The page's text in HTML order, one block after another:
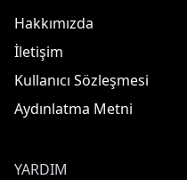
Hakkımızda
İletişim
Kullanıcı Sözleşmesi
Aydınlatma Metni
YARDIM